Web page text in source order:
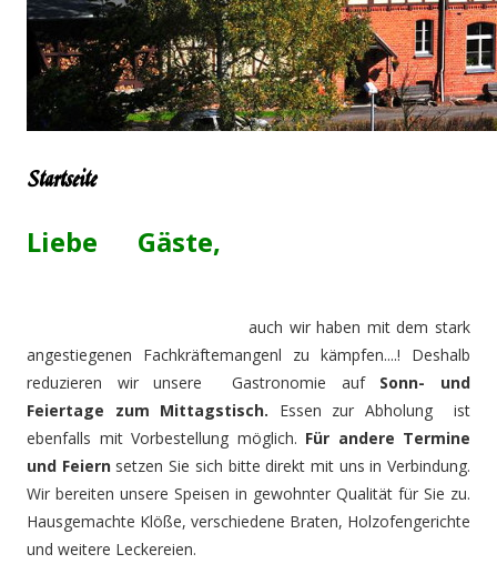
Startseite
Liebe Gäste,
auch wir haben mit dem stark
angestiegenen Fachkräftemangenl zu kämpfen....! Deshalb
reduzieren wir unsere Gastronomie aufSonn- und
Feiertage zum Mittagstisch. Essen zur Abholung ist
ebenfalls mit Vorbestellung möglich. Für andere Termine
und Feiernsetzen Sie sich bitte direkt mit uns in Verbindung.
Wir bereiten unsere Speisen in gewohnter Qualität für Sie zu.
Hausgemachte Klöße, verschiedene Braten, Holzofengerichte
und weitere Leckereien.